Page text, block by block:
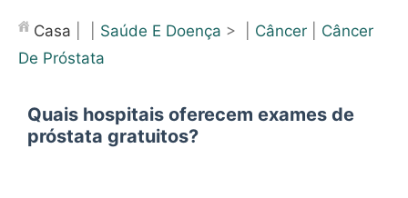
Saúde
Casa Saúde E Doença > | Câncer
Câncer
De Próstata
Quais hospitais oferecem exames de
próstata gratuitos?